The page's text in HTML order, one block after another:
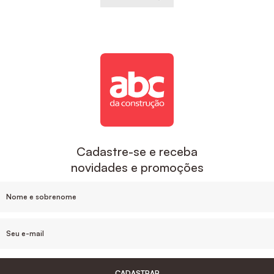
Cadastre-se e receba
novidades e promoções